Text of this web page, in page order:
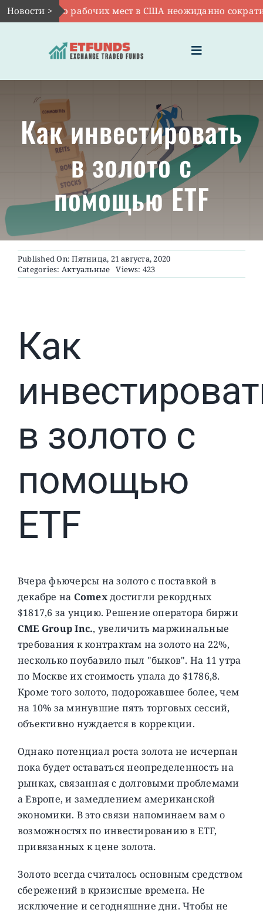
Skip
to
Новости >рабочих мест в США неожиданно сократилось |
Toggle
Navigation
ГЛАВНАЯ
ЧТО ТАКОЕ ETF
ИНВЕСТИЦИИ В ETF
ТЕМАТИЧЕСКИЕ ETF
АКТУАЛЬНЫЕ
Как инвестировать
в золото с
помощью ETF
Published On: Пятница, 21 августа, 2020
Categories: Актуальные Views: 423
Как
в золото с
помощью
ETF
Вчера фьючерсы на золото с поставкой в
декабре на Comexдостигли рекордных
$1817,6 за унцию. Решение оператора биржи
CME Group Inc., увеличить маржинальные
требования к контрактам на золото на 22%,
несколько поубавило пыл "быков". На 11 утра
по Москве их стоимость упала до $1786,8.
Кроме того золото, подорожавшее более, чем
на 10% за минувшие пять торговых сессий,
объективно нуждается в коррекции.
Однако потенциал роста золота не исчерпан
пока будет оставаться неопределенность на
рынках, связанная с долговыми проблемами
а Европе, и замедлением американской
экономики. В это связи напоминаем вам о
возможностях по инвестированию в ETF,
привязанных к цене золота.
Золото всегда считалось основным средством
сбережений в кризисные времена. Не
исключение и сегодняшние дни. Чтобы не